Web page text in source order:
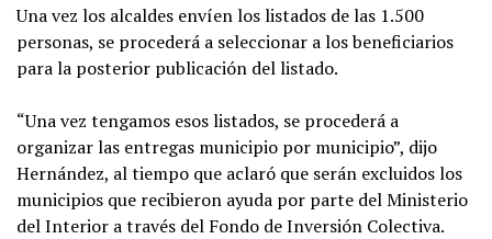
Una vez los alcaldes envíen los listados de las 1.500
personas, se procederá a seleccionar a los beneficiarios
para la posterior publicación del listado.
“Una vez tengamos esos listados, se procederá a
organizar las entregas municipio por municipio”, dijo
Hernández, al tiempo que aclaró que serán excluidos los
municipios que recibieron ayuda por parte del Ministerio
del Interior a través del Fondo de Inversión Colectiva.